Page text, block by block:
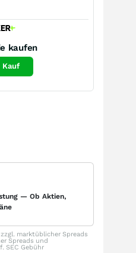
kaufen
Kauf
— Ob Aktien,
marktüblicher Spreads
Spreads und
SEC Gebühr